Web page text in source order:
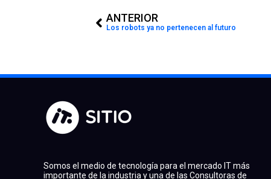
ANTERIOR
Los robots ya no pertenecen al futuro
Somos el medio de tecnología para el mercado IT más
importante de la industria y una de las Consultoras de